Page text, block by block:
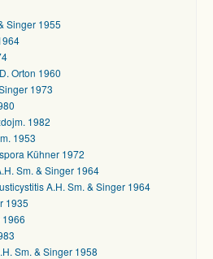
Singer 1955
Orton 1960
1973
1982
1953
Kühner 1972
Sm. & Singer 1964
A.H. Sm. & Singer 1964
1935
Sm. & Singer 1958